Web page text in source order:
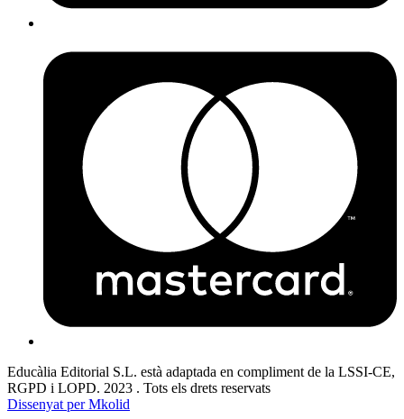
Educàlia Editorial S.L. està adaptada en compliment de la LSSI-CE,
RGPD i LOPD. 2023 . Tots els drets reservats
Dissenyat per Mkolid